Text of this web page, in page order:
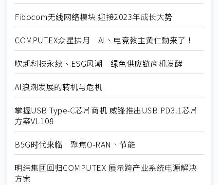
Fibocom无线网络模块 迎接2023年成长大势
COMPUTEX众星拱月 AI、电竞教主黄仁勳来了！
吹起科技永续、ESG风潮 绿色供应链商机发酵
AI浪潮发展的转机与危机
掌握USB Type-C芯片商机 威锋推出USB PD3.1芯片
方案VL108
B5G时代来临 聚焦O-RAN、节能
明纬集团回归COMPUTEX 展示跨产业系统电源解决
方案